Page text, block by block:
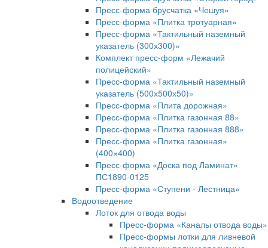
Пресс-форма брусчатка «Чешуя»
Пресс-форма «Плитка тротуарная»
Пресс-форма «Тактильный наземный
указатель (300х300)»
Комплект пресс-форм «Лежачий
полицейский»
Пресс-форма «Тактильный наземный
указатель (500х500х50)»
Пресс-форма «Плита дорожная»
Пресс-форма «Плитка газонная 88»
Пресс-форма «Плитка газонная 888»
Пресс-форма «Плитка газонная»
(400×400)
Пресс-форма «Доска под Ламинат»
ПС1890-0125
Пресс-форма «Ступени - Лестница»
Водоотведение
Лоток для отвода воды
Пресс-форма «Каналы отвода воды»
Пресс-формы лотки для ливневой